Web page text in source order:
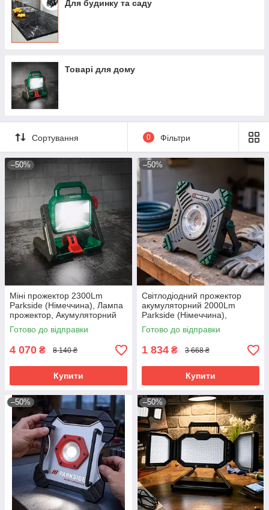
Для будинку та саду
Товарі для дому
Сортування 0 Фільтри
–50%
Міні прожектор 2300Lm
Parkside (Німеччина), Лампа
прожектор, Акумуляторний
ліхтар-прожектор, RYH
Готово до відправки
4 070 ₴ 8 140 ₴
Купити
–50%
Світлодіодний прожектор
акумуляторний 2000Lm
Parkside (Німеччина),
Прожектор переносний
світлодіодний, RYH
Готово до відправки
1 834 ₴ 3 668 ₴
Купити
–50% –50%